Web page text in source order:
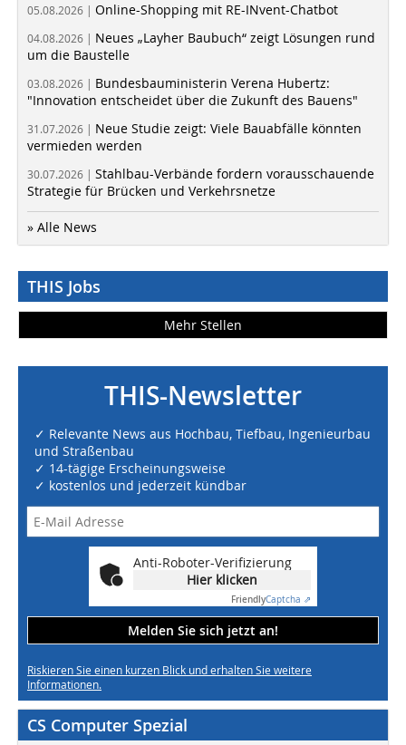
05.08.2026 | Online-Shopping mit RE-INvent-Chatbot
04.08.2026 | Neues „Layher Baubuch“ zeigt Lösungen rund
um die Baustelle
03.08.2026 | Bundesbauministerin Verena Hubertz:
"Innovation entscheidet über die Zukunft des Bauens"
31.07.2026 | Neue Studie zeigt: Viele Bauabfälle könnten
vermieden werden
30.07.2026 | Stahlbau-Verbände fordern vorausschauende
Strategie für Brücken und Verkehrsnetze
» Alle News
THIS Jobs
Mehr Stellen
THIS-Newsletter
✓ Relevante News aus Hochbau, Tiefbau, Ingenieurbau
und Straßenbau
✓ 14-tägige Erscheinungsweise
✓ kostenlos und jederzeit kündbar
Anti-Roboter-Verifizierung
Hier klicken
FriendlyCaptcha ⇗
Melden Sie sich jetzt an!
Riskieren Sie einen kurzen Blick und erhalten Sie weitere
Informationen.
CS Computer Spezial